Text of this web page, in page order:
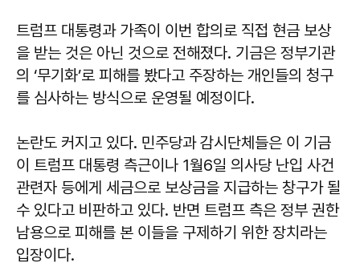
트럼프 대통령과 가족이 이번 합의로 직접 현금 보상
을 받는 것은 아닌 것으로 전해졌다. 기금은 정부기관
의 ‘무기화’로 피해를 봤다고 주장하는 개인들의 청구
를 심사하는 방식으로 운영될 예정이다.
논란도 커지고 있다. 민주당과 감시단체들은 이 기금
이 트럼프 대통령 측근이나 1월6일 의사당 난입 사건
관련자 등에게 세금으로 보상금을 지급하는 창구가 될
수 있다고 비판하고 있다. 반면 트럼프 측은 정부 권한
남용으로 피해를 본 이들을 구제하기 위한 장치라는
입장이다.